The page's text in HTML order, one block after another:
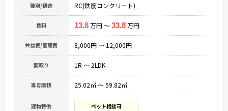
種別/構造 RC(鉄筋コンクリート)
賃料 13.8万円 ～33.8万円
共益費/管理費 8,000円 ～ 12,000円
間取り 1R ～ 2LDK
専有面積 25.02㎡ ～ 59.82㎡
建物特徴 ペット相談可